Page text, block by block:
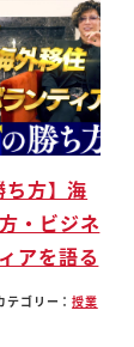
ち方】海
・ビジネ
アを語る
テゴリー：授業